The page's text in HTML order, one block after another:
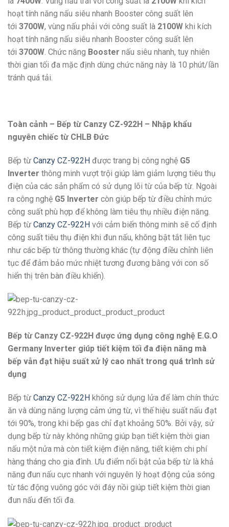
hoạt tính năng nấu siêu nhanh Booster công suất lên
tới 3700W, vùng nấu phải với công suất là 2100W khi kích
hoạt tính năng nấu siêu nhanh Booster công suất lên
tới 3700W . Chức năng Booster nấu siêu nhanh, tuy nhiên
thời gian tối đa mặc định dùng chức năng này là 10 phút/lần
tránh quá tải.
Toàn cảnh – Bếp từ Canzy CZ-922H – Nhập khẩu
nguyên chiếc từ CHLB Đức
Bếp từ Canzy CZ-922H được trang bị công nghệ G5
Inverter thông minh vượt trội giúp làm giảm lượng tiêu thụ
điện của các sản phẩm có sử dụng lõi từ của bếp từ. Ngoài
ra công nghệ G5 Inverter còn giúp bếp từ điều chỉnh mức
công suất phù hợp để không làm tiêu thụ nhiều điện năng.
Bếp từ Canzy CZ-922H với cảm biến thông minh sẽ cố định
công suất tiêu thụ điện khi đun nấu, không bật tắt liên tục
như các bếp từ thông thường khác (tự động điều chỉnh liên
tục để đảm bảo mức nhiệt tương đương bằng với con số
hiển thị trên bàn điều khiển).
Bếp từ Canzy CZ-922H được ứng dụng công nghệ E.G.O
Germany Inverter giúp tiết kiệm tối đa điện năng mà
bếp vẫn đạt hiệu suất xử lý cao nhất trong quá trình sử
dụng
Bếp từ Canzy CZ-922H không sử dụng lửa để làm chín thức
ăn và dùng năng lượng cảm ứng từ, vì thế hiệu suất nấu đạt
tới 90%, trong khi bếp gas chỉ đạt khoảng 50%. Bởi vậy, sử
dụng bếp từ này không những giúp bạn tiết kiệm thời gian
nấu một nửa mà còn tiết kiệm điện năng, tiết kiệm chi phí
hàng tháng cho gia đình. Ưu điểm nổi bật của bếp từ là khả
năng đun nấu cực nhanh với nguyên lý hoạt động của sóng
từ tác động vuông góc với đáy nồi giúp tiết kiệm thời gian
đun nấu đến tối đa.